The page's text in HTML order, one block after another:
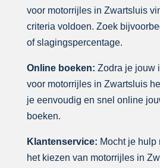
voor motorrijles in Zwartsluis
criteria voldoen. Zoek
of slagingspercentage.
Online boeken: Zodra je jouw
voor motorrijles in Zwartsluis
je eenvoudig en snel online
boeken.
Klantenservice: Mocht je
het kiezen van motorrijles in